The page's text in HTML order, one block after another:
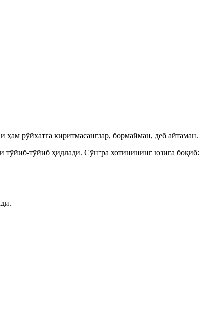
рўйхатга киритмасанглар, бормайман, деб айтаман.
тўйиб ҳидлади. Сўнгра хотинининг юзига боқиб: